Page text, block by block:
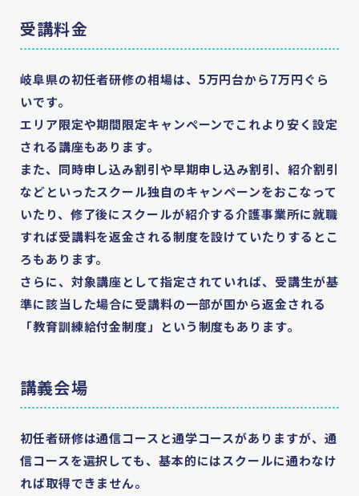
受講料金
岐阜県の初任者研修の相場は、 5万円台から7万円ぐら
いです。
エリア限定や期間限定キャンペーンでこれより安く設定
される講座もあります。
また、同時申し込み割引や早期申し込み割引、紹介割引
などといったスクール独⾃のキャンペーンをおこなって
いたり、修了後にスクールが紹介する介護事業所に就職
すれば受講料を返⾦される制度を設けていたりするとこ
ろもあります。
さらに、対象講座として指定されていれば、受講⽣が基
準に該当した場合に受講料の⼀部が国から返⾦される
「教育訓練給付⾦制度」という制度もあります。
講義会場
初任者研修は通信コースと通学コースがありますが、通
信コースを選択しても、基本的にはスクールに通わなけ
れば取得できません。